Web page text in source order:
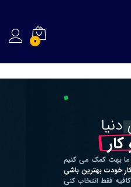
0
دنیا
ما بهت کمک می کنیم
خودت بهترین باشی
کافیه فقط انتخاب کنی